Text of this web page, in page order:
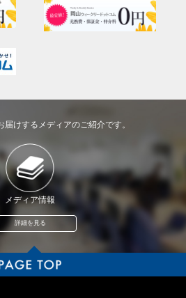
けするメディアのご紹介です。
メディア情報
詳細を見る